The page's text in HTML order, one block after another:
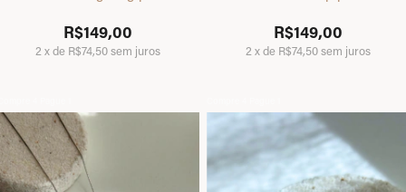
R$149,00
2xde R$74,50sem juros
R$149,00
2xde R$74,50sem juros